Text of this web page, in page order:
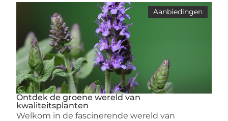
Aanbiedingen
Ontdek de groene wereld van
kwaliteitsplanten
Welkom in de fascinerende wereld van